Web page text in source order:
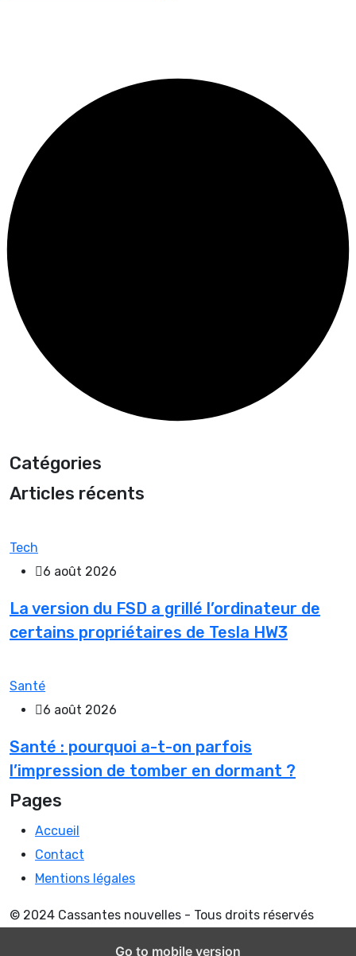
Catégories
Articles récents
Tech
6 août 2026
La version du FSD a grillé l’ordinateur de
certains propriétaires de Tesla HW3
Santé
6 août 2026
Santé : pourquoi a-t-on parfois
l’impression de tomber en dormant ?
Pages
Accueil
Contact
Mentions légales
© 2024 Cassantes nouvelles - Tous droits réservés
Go to mobile version